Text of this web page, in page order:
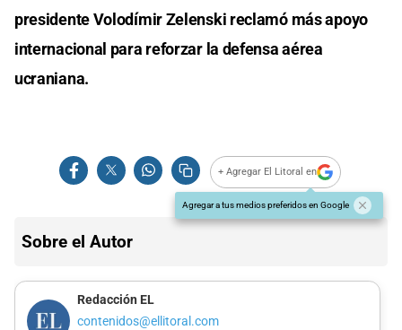
presidente Volodímir Zelenski reclamó más apoyo
internacional para reforzar la defensa aérea
ucraniana.
+ Agregar El Litoral en
Agregar a tus medios preferidos en Google
Sobre el Autor
Redacción EL
contenidos@ellitoral.com